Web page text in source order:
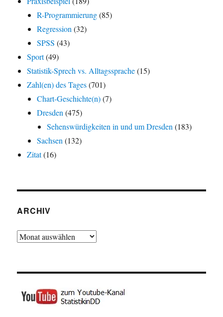
R-Programmierung(85)
Regression (32)
SPSS (43)
Sport(49)
Statistik-Sprech vs. Alltagssprache(15)
Zahl(en) des Tages(701)
Chart-Geschichte(n)(7)
Dresden (475)
Sehenswürdigkeiten in und um Dresden (183)
Sachsen (132)
Zitat(16)
ARCHIV
Archiv